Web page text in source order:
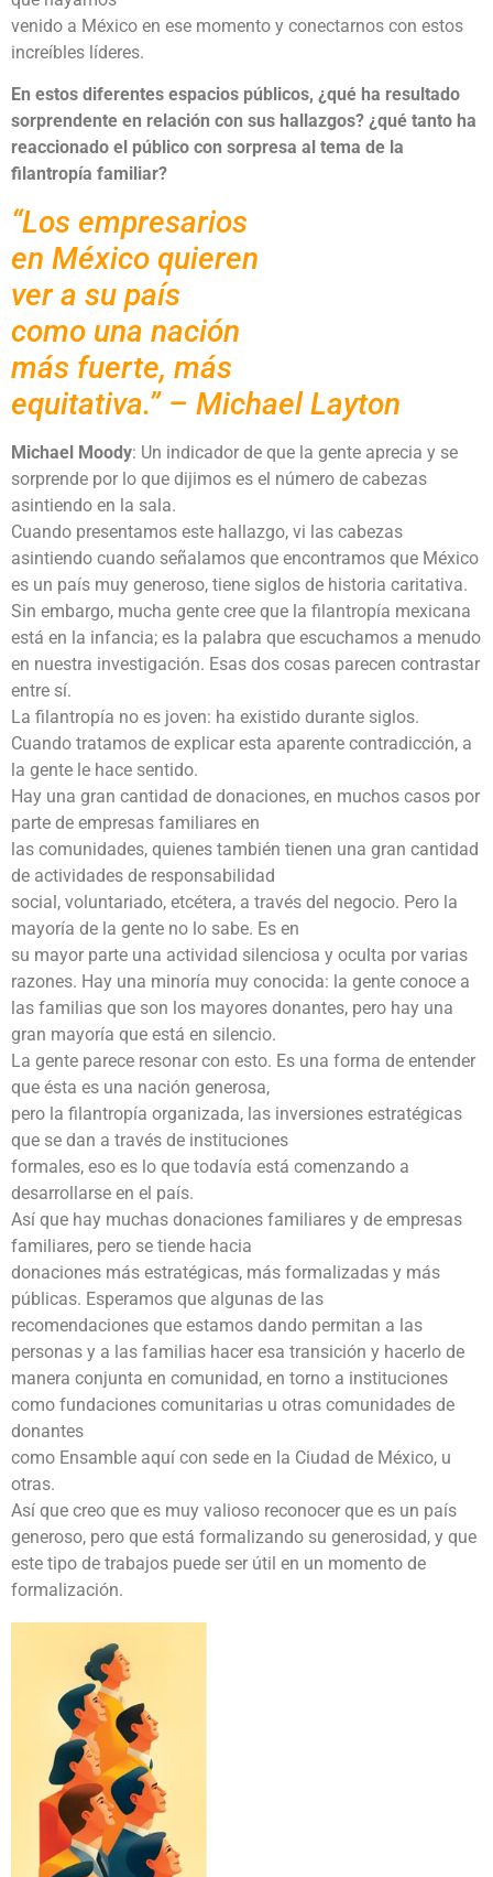
venido a México en ese momento y conectarnos con estos
increíbles líderes.
En estos diferentes espacios públicos, ¿qué ha resultado
sorprendente en relación con sus hallazgos? ¿qué tanto ha
reaccionado el público con sorpresa al tema de la
filantropía familiar?
“Los empresarios
en México quieren
ver a su país
como una nación
más fuerte, más
equitativa.” – Michael Layton
Michael Moody: Un indicador de que la gente aprecia y se
sorprende por lo que dijimos es el número de cabezas
asintiendo en la sala.
Cuando presentamos este hallazgo, vi las cabezas
asintiendo cuando señalamos que encontramos que México
es un país muy generoso, tiene siglos de historia caritativa.
Sin embargo, mucha gente cree que la filantropía mexicana
está en la infancia; es la palabra que escuchamos a menudo
en nuestra investigación. Esas dos cosas parecen contrastar
entre sí.
La filantropía no es joven: ha existido durante siglos.
Cuando tratamos de explicar esta aparente contradicción, a
la gente le hace sentido.
Hay una gran cantidad de donaciones, en muchos casos por
parte de empresas familiares en
las comunidades, quienes también tienen una gran cantidad
de actividades de responsabilidad
social, voluntariado, etcétera, a través del negocio. Pero la
mayoría de la gente no lo sabe. Es en
su mayor parte una actividad silenciosa y oculta por varias
razones. Hay una minoría muy conocida: la gente conoce a
las familias que son los mayores donantes, pero hay una
gran mayoría que está en silencio.
La gente parece resonar con esto. Es una forma de entender
que ésta es una nación generosa,
pero la filantropía organizada, las inversiones estratégicas
que se dan a través de instituciones
formales, eso es lo que todavía está comenzando a
desarrollarse en el país.
Así que hay muchas donaciones familiares y de empresas
familiares, pero se tiende hacia
donaciones más estratégicas, más formalizadas y más
públicas. Esperamos que algunas de las
recomendaciones que estamos dando permitan a las
personas y a las familias hacer esa transición y hacerlo de
manera conjunta en comunidad, en torno a instituciones
como fundaciones comunitarias u otras comunidades de
donantes
como Ensamble aquí con sede en la Ciudad de México, u
otras.
Así que creo que es muy valioso reconocer que es un país
generoso, pero que está formalizando su generosidad, y que
este tipo de trabajos puede ser útil en un momento de
formalización.